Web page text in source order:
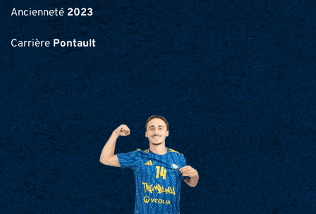
Ancienneté 2023
Carrière Pontault